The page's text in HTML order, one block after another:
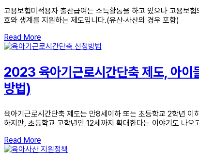
고용보험미적용자 출산급여는 소득활동을 하고 있으나 고용보
호와 생계를 지원하는 제도입니다.(유산·사산의 경우 포함)
Read More
2023 육아기근로시간단축 제도, 아이
방법)
육아기근로시간단축 제도는 만8세이하 또는 초등학교 2학년 이
하지만, 초등학교 고학년인 12세까지 확대한다는 이야기도 나오
Read More